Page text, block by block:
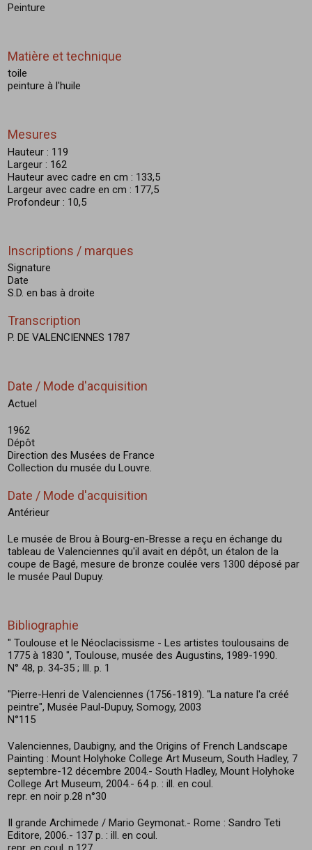
Peinture
Matière et technique
toile
peinture à l'huile
Mesures
Hauteur : 119
Largeur : 162
Hauteur avec cadre en cm : 133,5
Largeur avec cadre en cm : 177,5
Profondeur : 10,5
Inscriptions / marques
Signature
Date
S.D. en bas à droite
Transcription
P. DE VALENCIENNES 1787
Date / Mode d'acquisition
Actuel
1962
Dépôt
Direction des Musées de France
Collection du musée du Louvre.
Date / Mode d'acquisition
Antérieur
Le musée de Brou à Bourg-en-Bresse a reçu en échange du
tableau de Valenciennes qu'il avait en dépôt, un étalon de la
coupe de Bagé, mesure de bronze coulée vers 1300 déposé par
le musée Paul Dupuy.
Bibliographie
" Toulouse et le Néoclacissisme - Les artistes toulousains de
1775 à 1830 ", Toulouse, musée des Augustins, 1989-1990.
N° 48, p. 34-35 ; Ill. p. 1
"Pierre-Henri de Valenciennes (1756-1819). "La nature l'a créé
peintre", Musée Paul-Dupuy, Somogy, 2003
N°115
Valenciennes, Daubigny, and the Origins of French Landscape
Painting : Mount Holyhoke College Art Museum, South Hadley, 7
septembre-12 décembre 2004.- South Hadley, Mount Holyhoke
College Art Museum, 2004.- 64 p. : ill. en coul.
repr. en noir p.28 n°30
Il grande Archimede / Mario Geymonat.- Rome : Sandro Teti
Editore, 2006.- 137 p. : ill. en coul.